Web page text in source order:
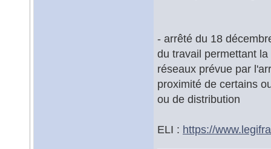
- arrêté du 18
du travail permettant
réseaux prévue par
proximité de certains
ou de distribution
ELI : https://